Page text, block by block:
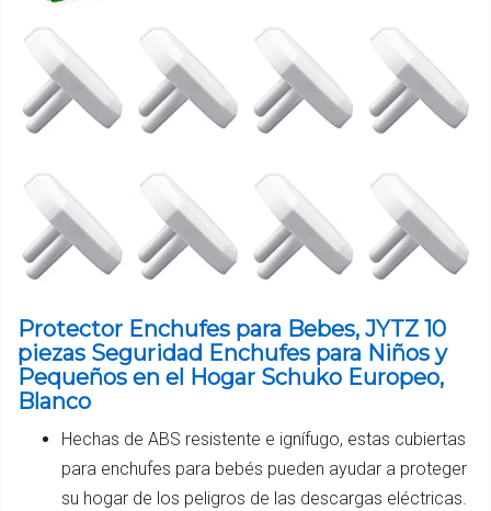
Protector Enchufes para Bebes, JYTZ 10
piezas Seguridad Enchufes para Niños y
Pequeños en el Hogar Schuko Europeo,
Blanco
Hechas de ABS resistente e ignífugo, estas cubiertas
para enchufes para bebés pueden ayudar a proteger
su hogar de los peligros de las descargas eléctricas.